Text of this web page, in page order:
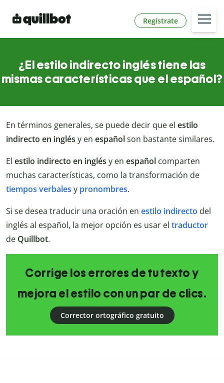
Regístrate
¿El estilo indirecto inglés tiene las
mismas características que el español?
En términos generales, se puede decir que el estilo
indirecto en inglés y en españolson bastante similares.
El estilo indirecto en inglés y en español comparten
muchas características, como la transformación de
tiempos verbales y pronombres.
Si se desea traducir una oración en estilo indirecto del
inglés al español, la mejor opción es usar el traductor
de Quillbot.
Corrige los errores de tu texto y
mejora el estilo con un par de clics.
Corrector ortográfico gratuito